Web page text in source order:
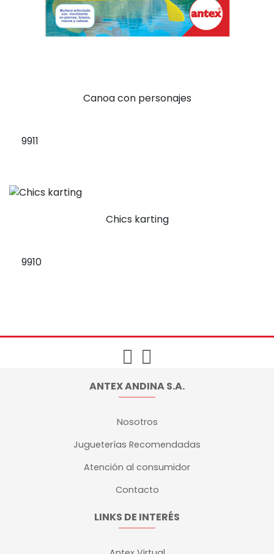
Canoa con personajes
9911
Chics karting
9910
ANTEX ANDINA S.A.
Nosotros
Jugueterías Recomendadas
Atención al consumidor
Contacto
LINKS DE INTERÉS